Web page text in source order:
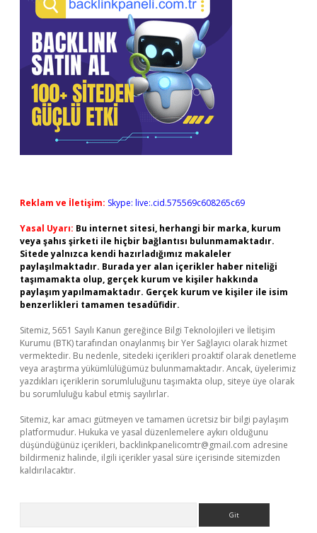
Reklam ve İletişim: Skype: live:.cid.575569c608265c69
Yasal Uyarı: Bu internet sitesi, herhangi bir marka, kurum
veya şahıs şirketi ile hiçbir bağlantısı bulunmamaktadır.
Sitede yalnızca kendi hazırladığımız makaleler
paylaşılmaktadır. Burada yer alan içerikler haber niteliği
taşımamakta olup, gerçek kurum ve kişiler hakkında
paylaşım yapılmamaktadır. Gerçek kurum ve kişiler ile isim
benzerlikleri tamamen tesadüfidir.
Sitemiz, 5651 Sayılı Kanun gereğince Bilgi Teknolojileri ve İletişim
Kurumu (BTK) tarafından onaylanmış bir Yer Sağlayıcı olarak hizmet
vermektedir. Bu nedenle, sitedeki içerikleri proaktif olarak denetleme
veya araştırma yükümlülüğümüz bulunmamaktadır. Ancak, üyelerimiz
yazdıkları içeriklerin sorumluluğunu taşımakta olup, siteye üye olarak
bu sorumluluğu kabul etmiş sayılırlar.
Sitemiz, kar amacı gütmeyen ve tamamen ücretsiz bir bilgi paylaşım
platformudur. Hukuka ve yasal düzenlemelere aykırı olduğunu
düşündüğünüz içerikleri, backlinkpanelicomtr@gmail.com adresine
bildirmeniz halinde, ilgili içerikler yasal süre içerisinde sitemizden
kaldırılacaktır.